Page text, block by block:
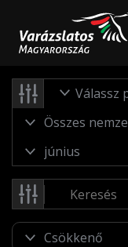
Válassz